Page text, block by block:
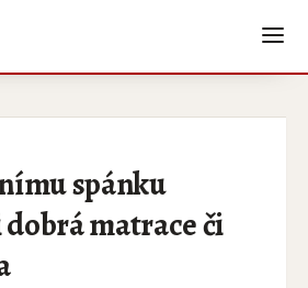
spánku
matrace či